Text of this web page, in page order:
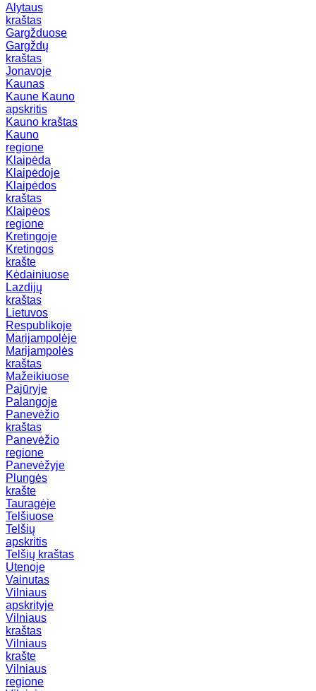
Alytaus
kraštas
Gargžduose
Gargždų
kraštas
Jonavoje
Kaunas
Kaune Kauno
apskritis
Kauno kraštas
Kauno
regione
Klaipėda
Klaipėdoje
Klaipėdos
kraštas
Klaipėos
regione
Kretingoje
Kretingos
krašte
Kėdainiuose
Lazdijų
kraštas
Lietuvos
Respublikoje
Marijampolėje
Marijampolės
kraštas
Mažeikiuose
Pajūryje
Palangoje
Panevėžio
kraštas
Panevėžio
regione
Panevėžyje
Plungės
krašte
Tauragėje
Telšiuose
Telšių
apskritis
Telšių kraštas
Utenoje
Vainutas
Vilniaus
apskrityje
Vilniaus
kraštas
Vilniaus
krašte
Vilniaus
regione